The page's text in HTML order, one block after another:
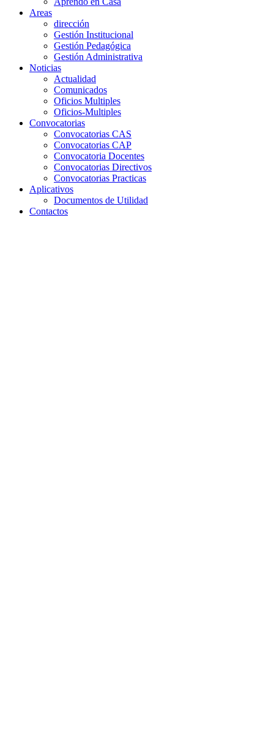
Areas
dirección
Gestión Institucional
Gestión Pedagógica
Gestión Administrativa
Noticias
Actualidad
Comunicados
Oficios Multiples
Oficios-Multiples
Convocatorias
Convocatorias CAS
Convocatorias CAP
Convocatoria Docentes
Convocatorias Directivos
Convocatorias Practicas
Aplicativos
Documentos de Utilidad
Contactos